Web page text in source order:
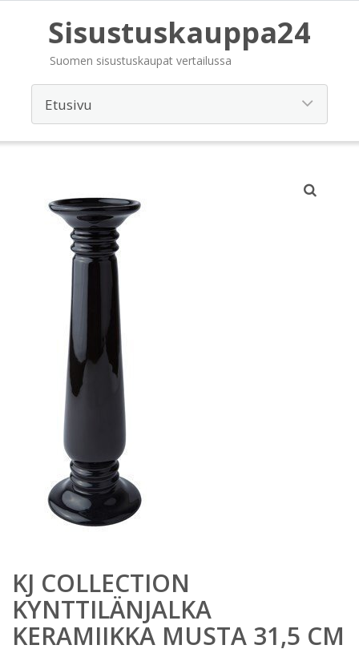
Sisustuskauppa24
Suomen sisustuskaupat vertailussa
KJ COLLECTION
KYNTTILÄNJALKA
KERAMIIKKA MUSTA 31,5 CM